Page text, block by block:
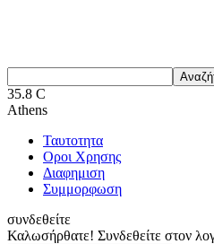
35.8 C
Athens
Ταυτοτητα
Οροι Χρησης
Διαφημιση
Συμμορφωση
συνδεθείτε
Καλωσήρθατε! Συνδεθείτε στον